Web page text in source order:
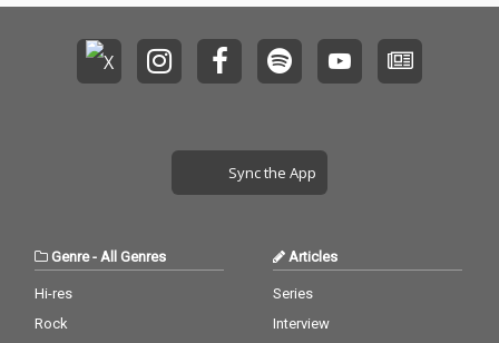
Sync the App
Genre- All Genres
Hi-res
Rock
Articles
Series
Interview